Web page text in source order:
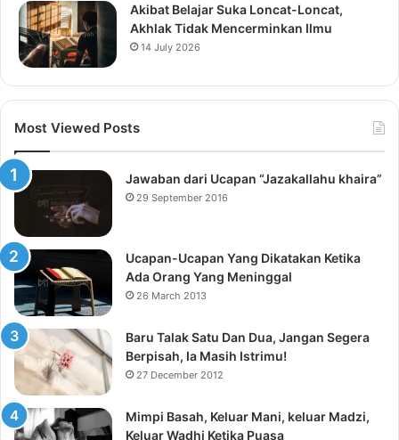
Akibat Belajar Suka Loncat-Loncat,
Akhlak Tidak Mencerminkan Ilmu
14 July 2026
Most Viewed Posts
Jawaban dari Ucapan “Jazakallahu khaira”
29 September 2016
Ucapan-Ucapan Yang Dikatakan Ketika
Ada Orang Yang Meninggal
26 March 2013
Baru Talak Satu Dan Dua, Jangan Segera
Berpisah, Ia Masih Istrimu!
27 December 2012
Mimpi Basah, Keluar Mani, keluar Madzi,
Keluar Wadhi Ketika Puasa